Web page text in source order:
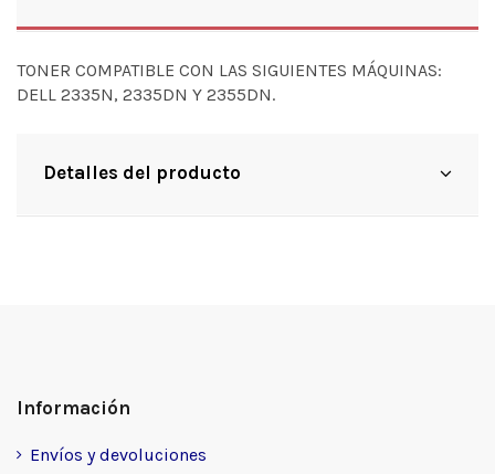
TONER COMPATIBLE CON LAS SIGUIENTES MÁQUINAS:
DELL 2335N, 2335DN Y 2355DN.
Detalles del producto
Información
Envíos y devoluciones